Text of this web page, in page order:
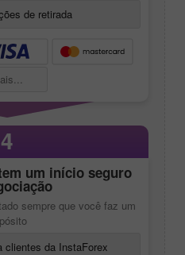
de retirada
4
um início seguro
sempre que você faz um
clientes da InstaForex